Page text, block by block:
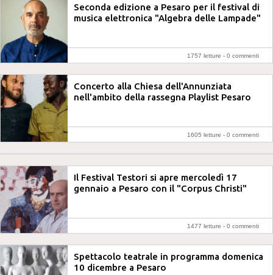
Seconda edizione a Pesaro per il festival di
musica elettronica "Algebra delle Lampade"
1757 letture - 0 commenti
Concerto alla Chiesa dell'Annunziata
nell'ambito della rassegna Playlist Pesaro
1605 letture - 0 commenti
Il Festival Testori si apre mercoledì 17
gennaio a Pesaro con il "Corpus Christi"
1477 letture - 0 commenti
Spettacolo teatrale in programma domenica
10 dicembre a Pesaro